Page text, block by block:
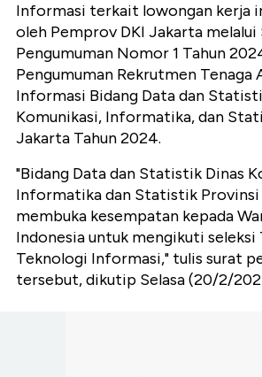
Informasi terkait lowongan kerja
oleh Pemprov DKI Jakarta melalui
Pengumuman Nomor 1 Tahun
Pengumuman Rekrutmen Tenaga
Informasi Bidang Data dan
Komunikasi, Informatika, dan
Jakarta Tahun 2024.
"Bidang Data dan Statistik Dinas
Informatika dan Statistik Provinsi
membuka kesempatan kepada
Indonesia untuk mengikuti seleksi
Teknologi Informasi," tulis surat
tersebut, dikutip Selasa (20/2/